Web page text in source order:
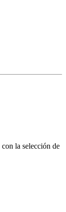
con la selección de